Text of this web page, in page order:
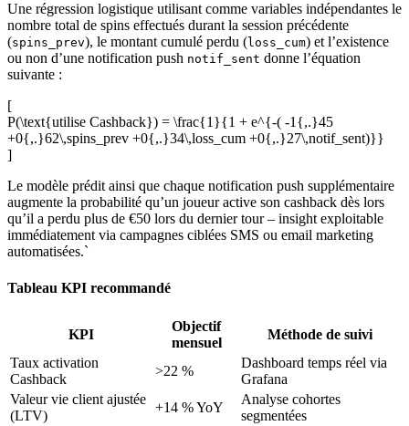
Une régression logistique utilisant comme variables indépendantes le
nombre total de spins effectués durant la session précédente
(spins_prev), le montant cumulé perdu (loss_cum) et l’existence
ou non d’une notification push notif_sent donne l’équation
suivante :
[
P(\text{utilise Cashback}) = \frac{1}{1 + e^{-( -1{,.}45
+0{,.}62\,spins_prev +0{,.}34\,loss_cum +0{,.}27\,notif_sent)}}
]
Le modèle prédit ainsi que chaque notification push supplémentaire
augmente la probabilité qu’un joueur active son cashback dès lors
qu’il a perdu plus de €50 lors du dernier tour – insight exploitable
immédiatement via campagnes ciblées SMS ou email marketing
automatisées.`
Tableau KPI recommandé
KPI
Objectif
mensuel
Méthode de suivi
Taux activation
Cashback
>22 %
Dashboard temps réel via
Grafana
Valeur vie client ajustée
(LTV)
+14 % YoY
Analyse cohortes
segmentées